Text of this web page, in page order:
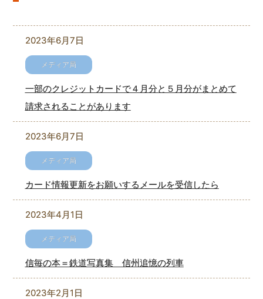
2023年6月7日
一部のクレジットカードで４月分と５月分がまとめて
請求されることがあります
2023年6月7日
カード情報更新をお願いするメールを受信したら
2023年4月1日
信毎の本＝鉄道写真集 信州追憶の列車
2023年2月1日